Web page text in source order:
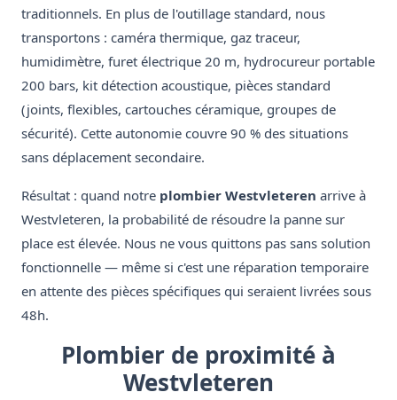
traditionnels. En plus de l'outillage standard, nous
transportons : caméra thermique, gaz traceur,
humidimètre, furet électrique 20 m, hydrocureur portable
200 bars, kit détection acoustique, pièces standard
(joints, flexibles, cartouches céramique, groupes de
sécurité). Cette autonomie couvre 90 % des situations
sans déplacement secondaire.
Résultat : quand notre plombier Westvleteren arrive à
Westvleteren, la probabilité de résoudre la panne sur
place est élevée. Nous ne vous quittons pas sans solution
fonctionnelle — même si c'est une réparation temporaire
en attente des pièces spécifiques qui seraient livrées sous
48h.
Plombier de proximité à
Westvleteren